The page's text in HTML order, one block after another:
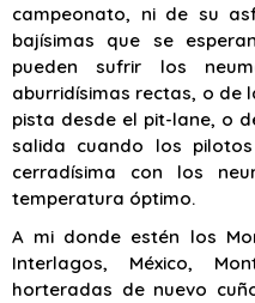
campeonato, ni de su
bajísimas que se
pueden sufrir los
aburridísimas rectas, o de
pista desde el pit-lane, o
salida cuando los
cerradísima con los
temperatura óptimo.
A mi donde estén los
Interlagos, México,
horteradas de nuevo